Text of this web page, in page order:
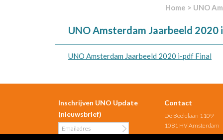
Home > UNO
UNO Amsterdam Jaarbeeld 2020
UNO Amsterdam Jaarbeeld 2020 i-pdf Final
Inschrijven UNO Update
(nieuwsbrief)
Contact
De Boelelaan 1109
1081 HV Amsterdam